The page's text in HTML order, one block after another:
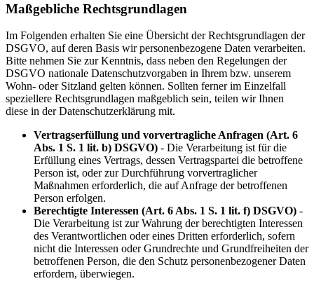
Maßgebliche Rechtsgrundlagen
Im Folgenden erhalten Sie eine Übersicht der Rechtsgrundlagen der
DSGVO, auf deren Basis wir personenbezogene Daten verarbeiten.
Bitte nehmen Sie zur Kenntnis, dass neben den Regelungen der
DSGVO nationale Datenschutzvorgaben in Ihrem bzw. unserem
Wohn- oder Sitzland gelten können. Sollten ferner im Einzelfall
speziellere Rechtsgrundlagen maßgeblich sein, teilen wir Ihnen
diese in der Datenschutzerklärung mit.
Vertragserfüllung und vorvertragliche Anfragen (Art. 6
Abs. 1 S. 1 lit. b) DSGVO) - Die Verarbeitung ist für die
Erfüllung eines Vertrags, dessen Vertragspartei die betroffene
Person ist, oder zur Durchführung vorvertraglicher
Maßnahmen erforderlich, die auf Anfrage der betroffenen
Person erfolgen.
Berechtigte Interessen (Art. 6 Abs. 1 S. 1 lit. f) DSGVO) -
Die Verarbeitung ist zur Wahrung der berechtigten Interessen
des Verantwortlichen oder eines Dritten erforderlich, sofern
nicht die Interessen oder Grundrechte und Grundfreiheiten der
betroffenen Person, die den Schutz personenbezogener Daten
erfordern, überwiegen.